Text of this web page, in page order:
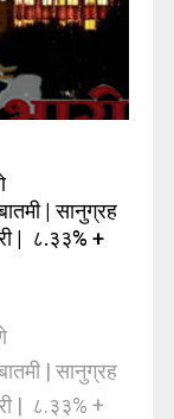
| सानुग्रह
| ८.३३% +
| सानुग्रह
| ८.३३% +